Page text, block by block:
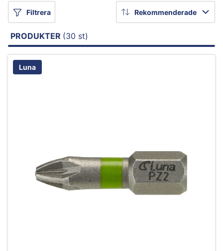
Filtrera Rekommenderade
PRODUKTER (30 st)
Luna